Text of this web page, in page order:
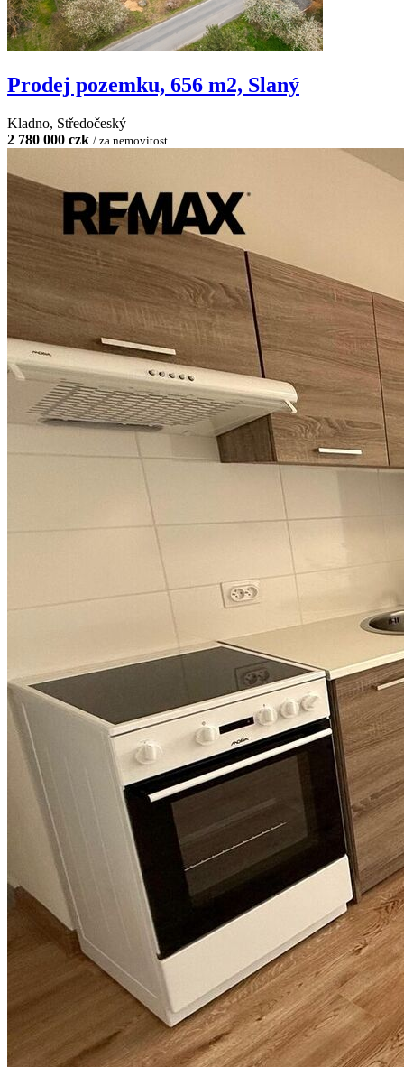
Prodej pozemku, 656 m2, Slaný
Kladno, Středočeský
2 780 000 czk / za nemovitost